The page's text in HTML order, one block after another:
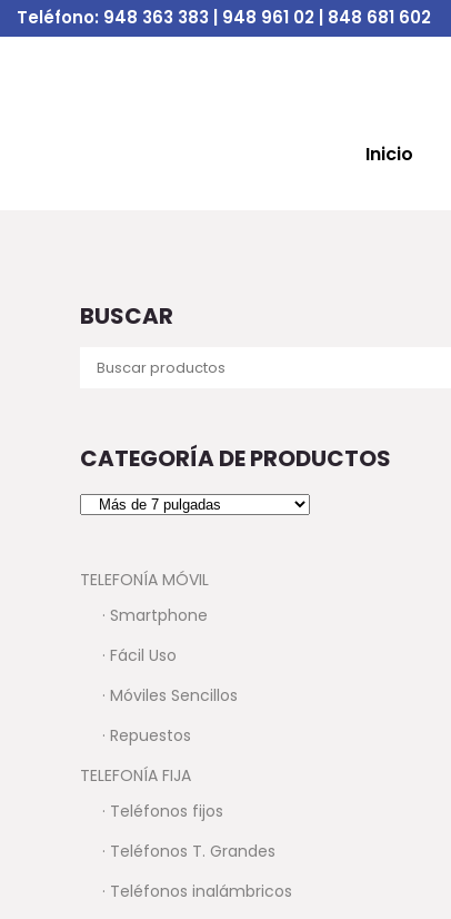
Teléfono: 948 363 383 | 948 961 02 | 848 681 602
Inicio
BUSCAR
CATEGORÍA DE PRODUCTOS
TELEFONÍA MÓVIL
· Smartphone
· Fácil Uso
· Móviles Sencillos
· Repuestos
TELEFONÍA FIJA
· Teléfonos fijos
· Teléfonos T. Grandes
· Teléfonos inalámbricos